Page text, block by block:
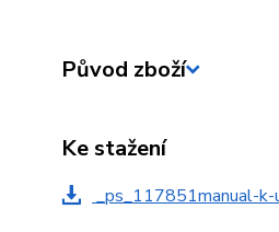
Původ zboží
Ke stažení
_ps_117851manual-k-